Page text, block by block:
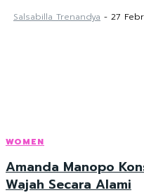
Salsabilla Trenandya - 27
WOMEN
Amanda Manopo
Wajah Secara Alami